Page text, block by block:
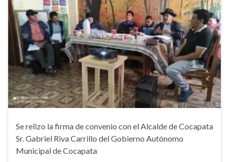
Se relizo la firma de convenio con el Alcalde de Cocapata
Sr. Gabriel Riva Carrillo del Gobierno Autónomo
Municipal de Cocapata